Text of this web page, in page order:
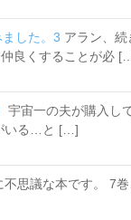
した。3 アラン、
良くすることが必
宇宙一の夫が購入し
いる…と […]
不思議な本です。 7